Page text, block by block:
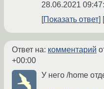
28.06.2021
Показать ответ
Ответ на: комментарий
+00:00
У него /home